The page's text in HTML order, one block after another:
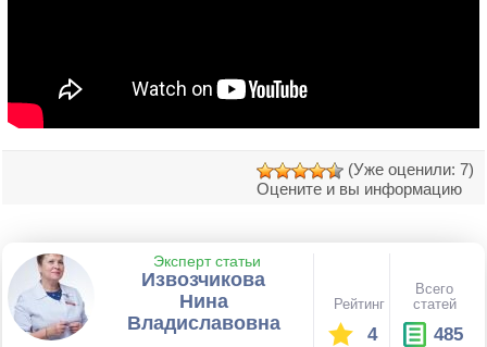
(Уже оценили: 7)
Оцените и вы информацию
Эксперт статьи
Извозчикова
Нина
Владиславовна
Рейтинг
4
Всего
статей
485